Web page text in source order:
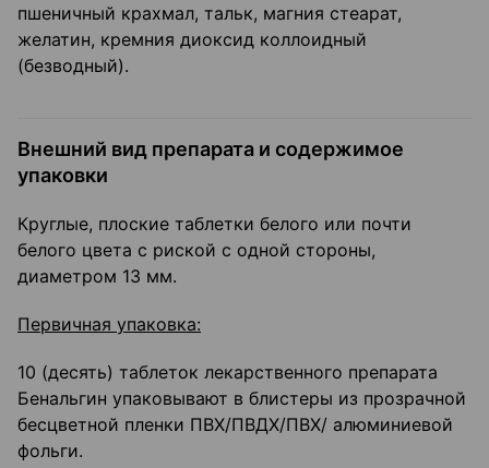
пшеничный крахмал, тальк, магния стеарат,
желатин, кремния диоксид коллоидный
(безводный).
Внешний вид препарата и содержимое
упаковки
Круглые, плоские таблетки белого или почти
белого цвета с риской с одной стороны,
диаметром 13 мм.
Первичная упаковка:
10 (десять) таблеток лекарственного препарата
Бенальгин упаковывают в блистеры из прозрачной
бесцветной пленки ПВХ/ПВДХ/ПВХ/ алюминиевой
фольги.